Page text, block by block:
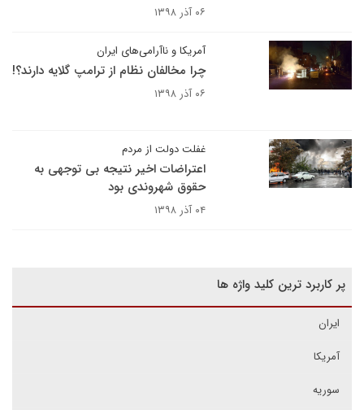
۰۶ آذر ۱۳۹۸
آمریکا و ناآرامی‌های ایران
چرا مخالفان نظام از ترامپ گلایه دارند؟!
۰۶ آذر ۱۳۹۸
غفلت دولت از مردم
اعتراضات اخیر نتیجه بی توجهی به
حقوق شهروندی بود
۰۴ آذر ۱۳۹۸
پر کاربرد ترین کلید واژه ها
ایران
آمریکا
سوریه